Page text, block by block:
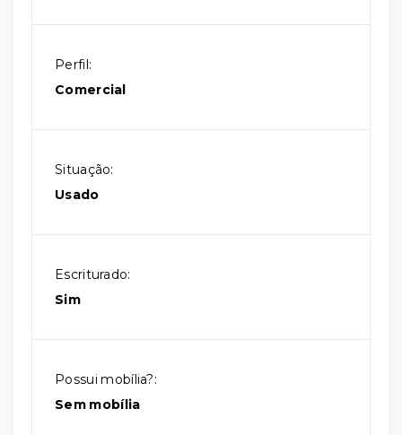
Perfil:
Comercial
Situação:
Usado
Escriturado:
Sim
Possui mobília?:
Sem mobília